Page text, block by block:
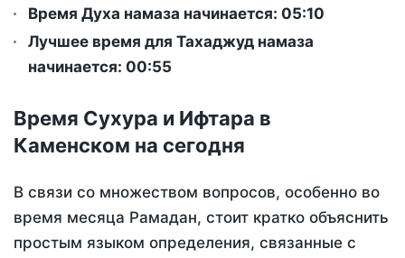
Время Духа намаза начинается: 05:10
Лучшее время для Тахаджуд намаза
начинается: 00:55
Время Сухура и Ифтара в
Каменском на сегодня
В связи со множеством вопросов, особенно во
время месяца Рамадан, стоит кратко объяснить
простым языком определения, связанные с